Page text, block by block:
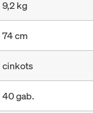
9,2 kg
74 cm
cinkots
40 gab.